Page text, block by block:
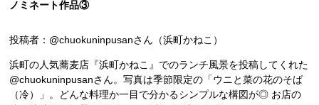
ノミネート作品③
投稿者：@chuokuninpusanさん（浜町かねこ）
浜町の人気蕎麦店『浜町かねこ』でのランチ風景を投稿してくれた
@chuokuninpusanさん。写真は季節限定の「ウニと菜の花のそば
（冷）」。どんな料理か一目で分かるシンプルな構図が◎ お店の